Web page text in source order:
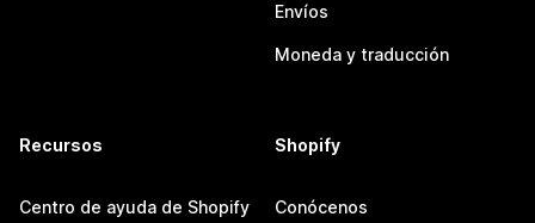
Envíos
Moneda y traducción
Recursos
Centro de ayuda de Shopify
Shopify
Conócenos